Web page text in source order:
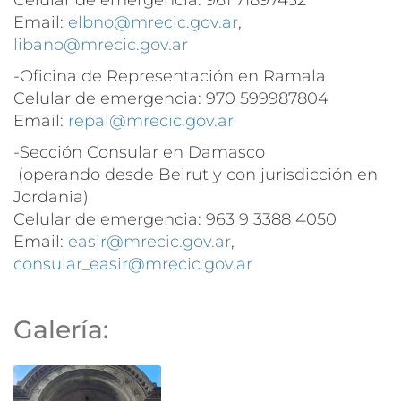
Email: elbno@mrecic.gov.ar,
libano@mrecic.gov.ar
-Oficina de Representación en Ramala
Celular de emergencia: 970 599987804
Email: repal@mrecic.gov.ar
-Sección Consular en Damasco
(operando desde Beirut y con jurisdicción en
Jordania)
Celular de emergencia: 963 9 3388 4050
Email: easir@mrecic.gov.ar,
consular_easir@mrecic.gov.ar
Galería: